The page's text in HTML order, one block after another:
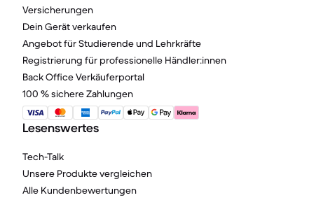
Versicherungen
Dein Gerät verkaufen
Angebot für Studierende und Lehrkräfte
Registrierung für professionelle Händler:innen
Back Office Verkäuferportal
100 % sichere Zahlungen
Lesenswertes
Tech-Talk
Unsere Produkte vergleichen
Alle Kundenbewertungen